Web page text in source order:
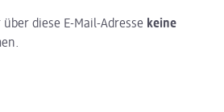
diese E-Mail-Adresse keine